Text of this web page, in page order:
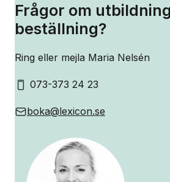
Frågor om
beställning?
Ring eller mejla Maria Nelsén
073-373 24 23
boka@lexicon.se